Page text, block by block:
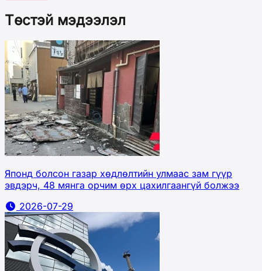
Төстэй мэдээлэл
Японд болсон газар хөдлөлтийн улмаас зам гүүр
эвдэрч, 48 мянга орчим өрх цахилгаангүй болжээ
2026-07-29